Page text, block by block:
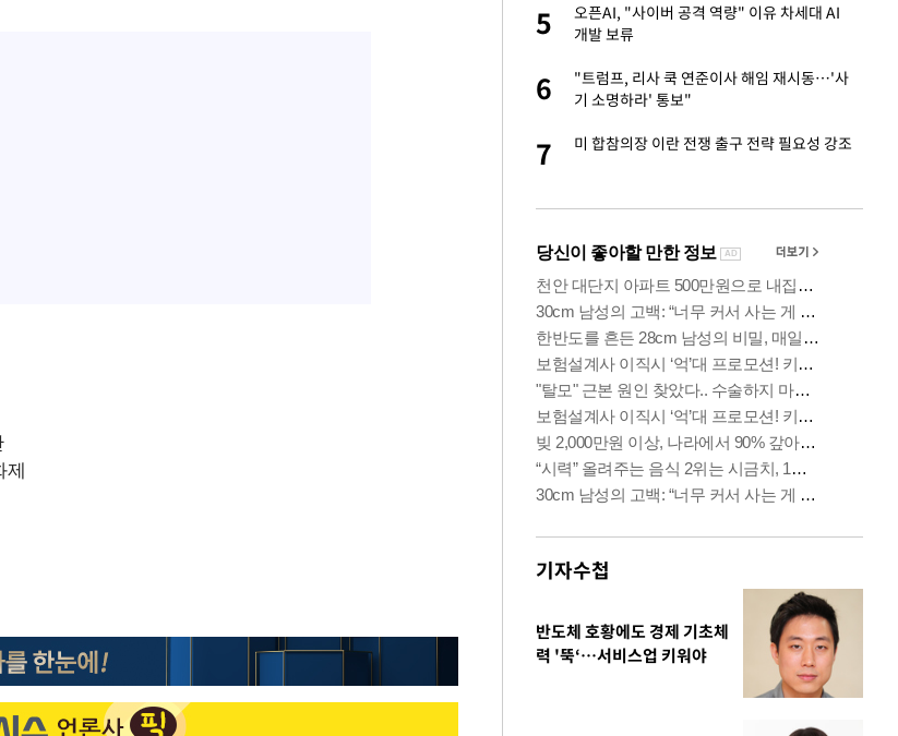
5
오픈AI, "사이버 공격 역량" 이유 차세대 AI
개발 보류
6
"트럼프, 리사 쿡 연준이사 해임 재시동…'사
기 소명하라' 통보"
7 미 합참의장 이란 전쟁 출구 전략 필요성 강조
기자수첩
반도체 호황에도 경제 기초체
력 '뚝‘…서비스업 키워야